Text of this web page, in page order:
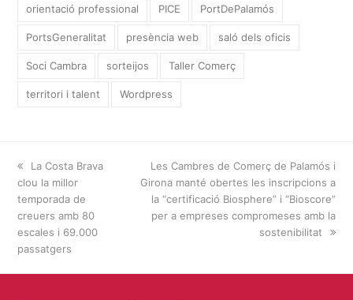
orientació professional PICE PortDePalamós
PortsGeneralitat presència web saló dels oficis
Soci Cambra sorteijos Taller Comerç
territori i talent Wordpress
previous
post:
La Costa Brava
clou la millor
temporada de
creuers amb 80
escales i 69.000
passatgers
next
post:
Les Cambres de Comerç de Palamós i
Girona manté obertes les inscripcions a
la “certificació Biosphere” i “Bioscore”
per a empreses compromeses amb la
sostenibilitat